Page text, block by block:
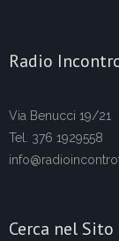
Radio
Via Benucci 19/21
Tel. 376 1929558
Cerca nel Sito